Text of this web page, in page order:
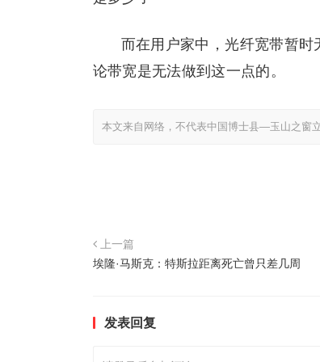
而在用户家中，光纤宽带暂
论带宽是无法做到这一点的。
本文来自网络，不代表中国博士县—玉山之窗
上一篇
埃隆·马斯克：特斯拉距离死亡曾只差几周
发表回复